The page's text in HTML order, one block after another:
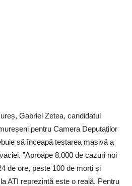
Gabriel Zetea, candidatul
pentru Camera Deputaților
să înceapă testarea masivă a
”Aproape 8.000 de cazuri noi
de ore, peste 100 de morți și
ATI reprezintă este o reală. Pentru